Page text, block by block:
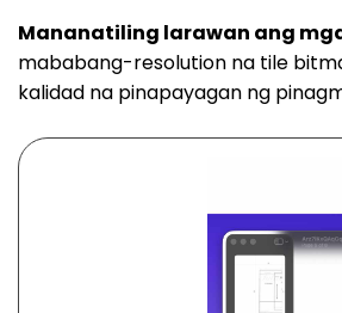
Mananatiling larawan ang
mababang-resolution na tile
kalidad na pinapayagan ng